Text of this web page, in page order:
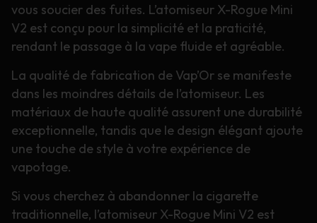
vous soucier des fuites. L’atomiseur X-Rogue Mini
V2 est conçu pour la simplicité et la praticité,
rendant le passage à la vape fluide et agréable.
La qualité de fabrication de Vap’Or se manifeste
dans les moindres détails de l’atomiseur. Les
matériaux de haute qualité assurent une durabilité
exceptionnelle, tandis que le design élégant ajoute
une touche de style à votre expérience de
vapotage.
Si vous cherchez à abandonner la cigarette
traditionnelle, l’atomiseur X-Rogue Mini V2 est